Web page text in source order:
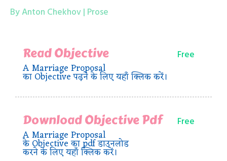
By Anton Chekhov | Prose
Read Objective
A Marriage Proposal
का Objective पढ़ने के लिए यहाँ क्लिक करें।
Free
Download Objective Pdf
A Marriage Proposal
के Objective का pdf डाउनलोड
करने के लिए यहाँ क्लिक करें।
Free